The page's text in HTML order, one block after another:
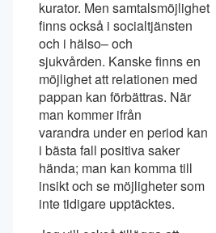
kurator. Men samtalsmöjlighet
finns också i socialtjänsten
och i hälso– och
sjukvården. Kanske finns en
möjlighet att relationen med
pappan kan förbättras. När
man kommer ifrån
varandra under en period kan
i bästa fall positiva saker
hända; man kan komma till
insikt och se möjligheter som
inte tidigare upptäcktes.